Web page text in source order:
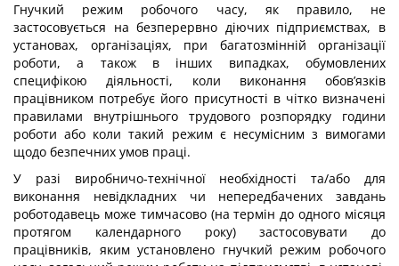
Гнучкий режим робочого часу, як правило, не
застосовується на безперервно діючих підприємствах, в
установах, організаціях, при багатозмінній організації
роботи, а також в інших випадках, обумовлених
специфікою діяльності, коли виконання обов’язків
працівником потребує його присутності в чітко визначені
правилами внутрішнього трудового розпорядку години
роботи або коли такий режим є несумісним з вимогами
щодо безпечних умов праці.
У разі виробничо-технічної необхідності та/або для
виконання невідкладних чи непередбачених завдань
роботодавець може тимчасово (на термін до одного місяця
протягом календарного року) застосовувати до
працівників, яким установлено гнучкий режим робочого